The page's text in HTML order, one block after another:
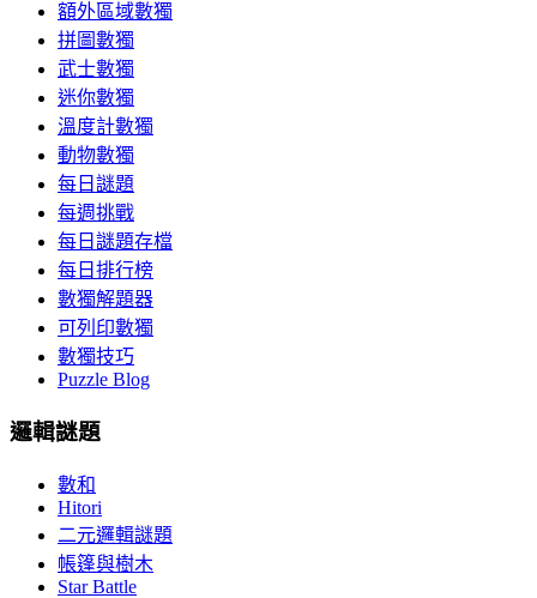
額外區域數獨
拼圖數獨
武士數獨
迷你數獨
溫度計數獨
動物數獨
每日謎題
每週挑戰
每日謎題存檔
每日排行榜
數獨解題器
可列印數獨
數獨技巧
Puzzle Blog
邏輯謎題
數和
Hitori
二元邏輯謎題
帳篷與樹木
Star Battle